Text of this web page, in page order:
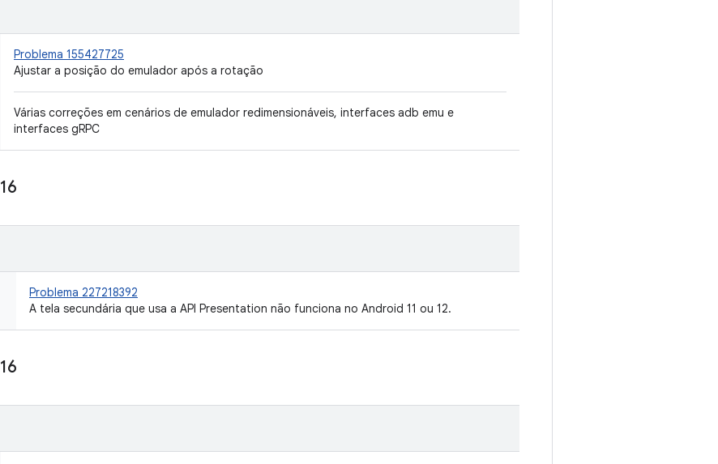
Problema 155427725
Ajustar a posição do emulador após a rotação
Várias correções em cenários de emulador redimensionáveis, interfaces adb emu e
interfaces gRPC
16
Problema 227218392
A tela secundária que usa a API Presentation não funciona no Android 11 ou 12.
16